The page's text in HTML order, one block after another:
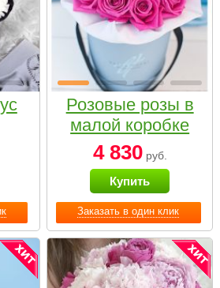
Заказать в один клик
Розовые розы в
малой коробке
4 830руб.
Купить